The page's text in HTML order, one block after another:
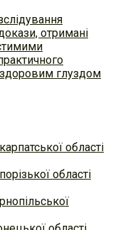
отримані
глуздом
області
області